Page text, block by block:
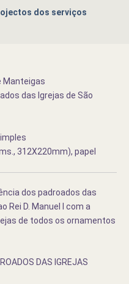
dos serviços
Manteigas
das Igrejas de São
312X220mm), papel
dos padroados das
Rei D. Manuel I com a
de todos os ornamentos
DAS IGREJAS